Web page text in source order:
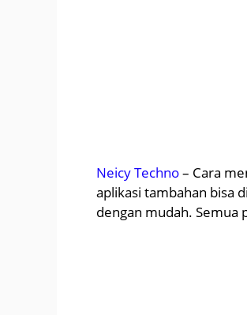
Neicy Techno– Cara
aplikasi tambahan bisa
dengan mudah. Semua